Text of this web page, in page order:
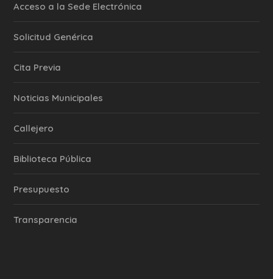
Acceso a la Sede Electrónica
Solicitud Genérica
Cita Previa
‎Noticias Municipales
Callejero
Biblioteca Pública
Presupuesto
Transparencia